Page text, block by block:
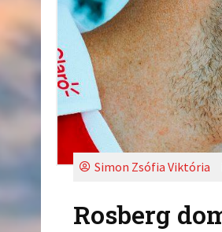
Simon Zsófia Viktória
Rosberg